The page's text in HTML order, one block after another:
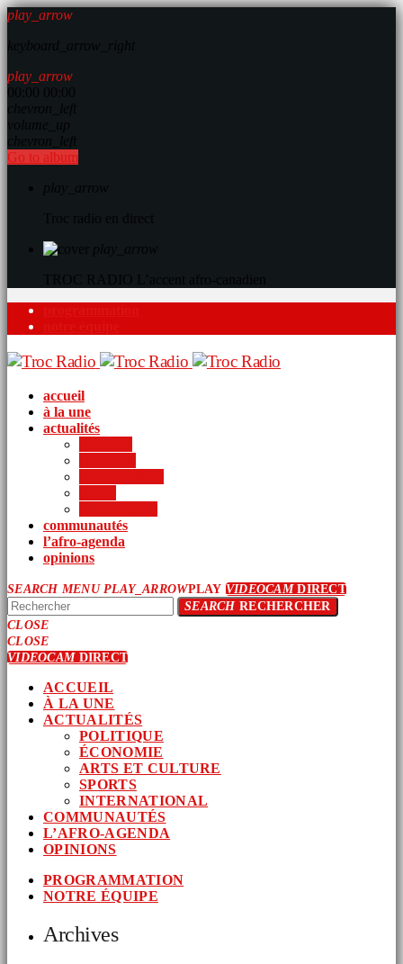
play_arrow
play_arrow
Go to album
accueil
à la une
actualités
communautés
l’afro-agenda
opinions
SEARCH MENU PLAY_ARROWPLAY VIDEOCAMDIRECT
SEARCHRECHERCHER
CLOSE
CLOSE
VIDEOCAMDIRECT
ACCUEIL
À LA UNE
ACTUALITÉS
POLITIQUE
ÉCONOMIE
ARTS ET CULTURE
SPORTS
INTERNATIONAL
COMMUNAUTÉS
L’AFRO-AGENDA
OPINIONS
PROGRAMMATION
NOTRE ÉQUIPE
Archives